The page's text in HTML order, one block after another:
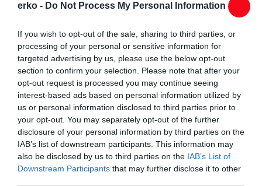
erko - Do Not Process My Personal Information
If you wish to opt-out of the sale, sharing to third parties, or
processing of your personal or sensitive information for
targeted advertising by us, please use the below opt-out
section to confirm your selection. Please note that after your
opt-out request is processed you may continue seeing
interest-based ads based on personal information utilized by
us or personal information disclosed to third parties prior to
your opt-out. You may separately opt-out of the further
disclosure of your personal information by third parties on the
IAB’s list of downstream participants. This information may
also be disclosed by us to third parties on the IAB’s List of
Downstream Participants that may further disclose it to other